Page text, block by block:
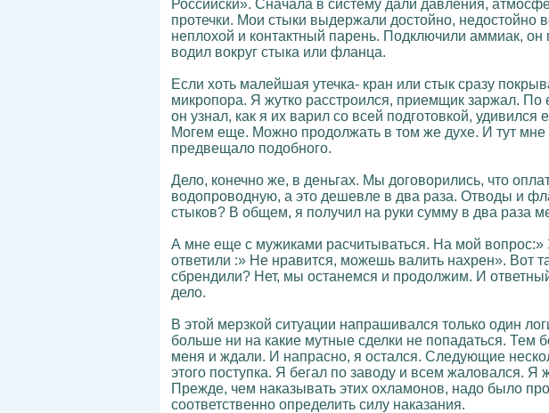
Российски». Сначала в систему дали давления,
протечки. Мои стыки выдержали достойно,
неплохой и контактный парень. Подключили аммиак,
водил вокруг стыка или фланца.
Если хоть малейшая утечка- кран или стык сразу
микропора. Я жутко расстроился, приемщик заржал. По
он узнал, как я их варил со всей подготовкой,
Могем еще. Можно продолжать в том же духе. И тут мне
предвещало подобного.
Дело, конечно же, в деньгах. Мы договорились, что
водопроводную, а это дешевле в два раза. Отводы и
стыков? В общем, я получил на руки сумму в два раза
А мне еще с мужиками расчитываться. На мой вопрос:»
ответили :» Не нравится, можешь валить нахрен». Вот
сбрендили? Нет, мы останемся и продолжим. И
дело.
В этой мерзкой ситуации напрашивался только один
больше ни на какие мутные сделки не попадаться. Тем
меня и ждали. И напрасно, я остался. Следующие
этого поступка. Я бегал по заводу и всем жаловался.
Прежде, чем наказывать этих охламонов, надо было
соответственно определить силу наказания.